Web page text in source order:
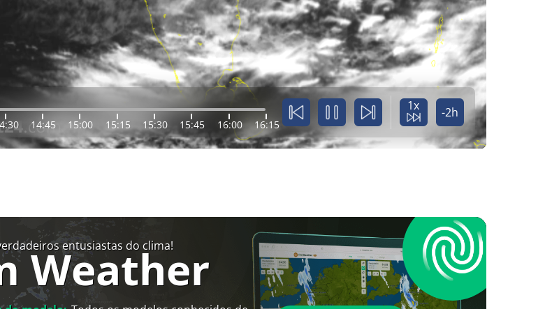
14:45 15:00 15:15 15:30 15:45 16:00 16:15
1x -2h
entusiastas do clima!
Weather